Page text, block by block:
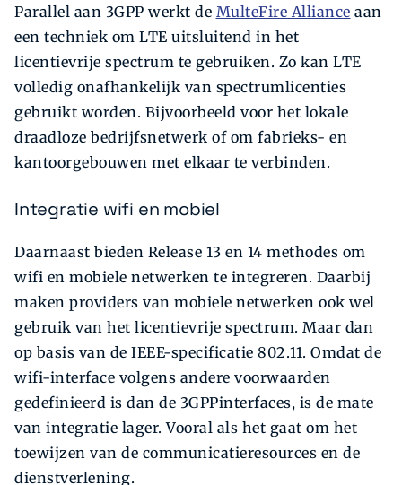
Parallel aan 3GPP werkt de MulteFire Alliance aan
een techniek om LTE uitsluitend in het
licentievrije spectrum te gebruiken. Zo kan LTE
volledig onafhankelijk van spectrumlicenties
gebruikt worden. Bijvoorbeeld voor het lokale
draadloze bedrijfsnetwerk of om fabrieks- en
kantoorgebouwen met elkaar te verbinden.
Integratie wifi en mobiel
Daarnaast bieden Release 13 en 14 methodes om
wifi en mobiele netwerken te integreren. Daarbij
maken providers van mobiele netwerken ook wel
gebruik van het licentievrije spectrum. Maar dan
op basis van de IEEE-specificatie 802.11. Omdat de
wifi-interface volgens andere voorwaarden
gedefinieerd is dan de 3GPPinterfaces, is de mate
van integratie lager. Vooral als het gaat om het
toewijzen van de communicatieresources en de
dienstverlening.